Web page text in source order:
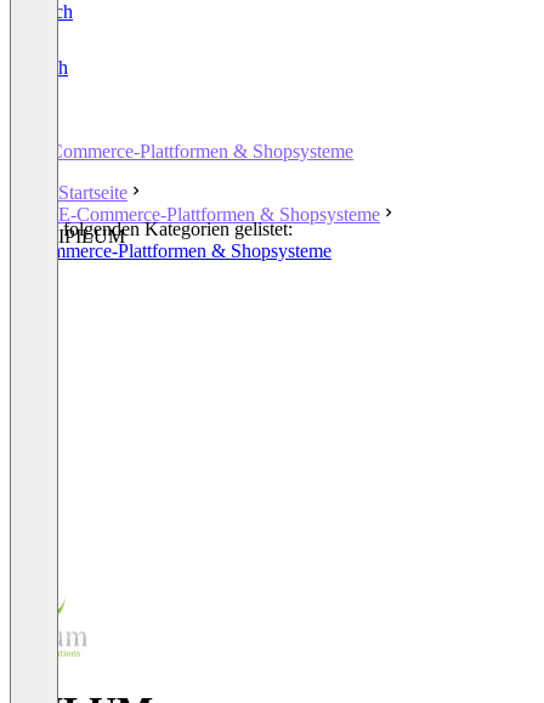
Deutsch
English
E-Commerce-Plattformen & Shopsysteme
Startseite
E-Commerce-Plattformen & Shopsysteme
IPILUM
In den folgenden Kategorien gelistet:
E-Commerce-Plattformen & Shopsysteme